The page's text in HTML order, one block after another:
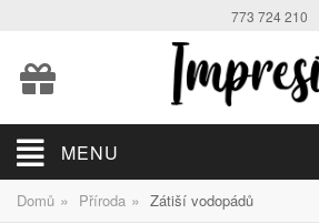
773 724 210
MENU
Domů » Příroda » Zátiší vodopádů